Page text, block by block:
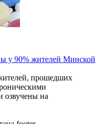
у 90% жителей Минской
прошедших
озвучены на